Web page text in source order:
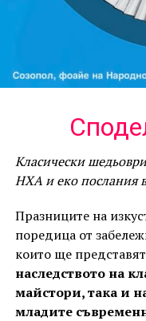
Класически
НХА и еко послания
Празниците на
поредица от
които ще
наследството на
майстори, така и
младите